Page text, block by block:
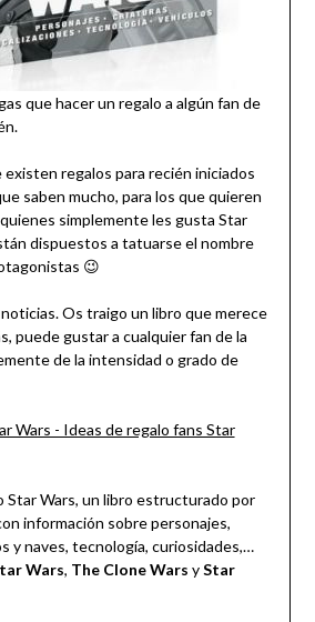
que hacer un regalo a algún fan de
existen regalos para recién iniciados
saben mucho, para los que quieren
simplemente les gusta Star
dispuestos a tatuarse el nombre
😉
Os traigo un libro que merece
puede gustar a cualquier fan de la
de la intensidad o grado de
Star Wars, un libro estructurado por
información sobre personajes,
y naves, tecnología, curiosidades,…
Wars, The Clone Wars yStar